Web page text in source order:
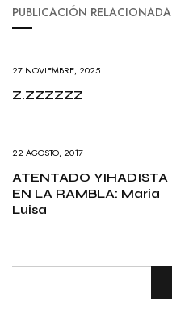
PUBLICACIÓN RELACIONADA
27 NOVIEMBRE, 2025
Z.ZZZZZZ
22 AGOSTO, 2017
ATENTADO YIHADISTA
EN LA RAMBLA: Maria
Luisa